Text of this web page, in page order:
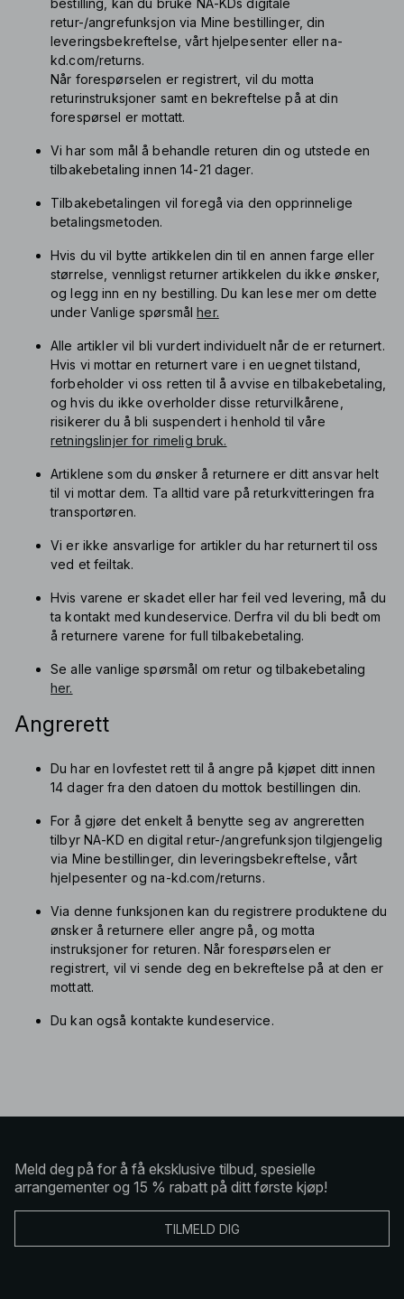
bestilling, kan du bruke NA-KDs digitale
retur-/angrefunksjon via Mine bestillinger, din
leveringsbekreftelse, vårt hjelpesenter eller na-
kd.com/returns.
Når forespørselen er registrert, vil du motta
returinstruksjoner samt en bekreftelse på at din
forespørsel er mottatt.
Vi har som mål å behandle returen din og utstede en
tilbakebetaling innen14-21 dager.
Tilbakebetalingen vil foregå via den opprinnelige
betalingsmetoden.
Hvis du vil bytte artikkelen din til en annen farge eller
størrelse, vennligst returner artikkelen du ikke ønsker,
og legg inn en ny bestilling. Du kan lese mer om dette
under Vanlige spørsmål her.
Alle artikler vil bli vurdert individuelt når de er returnert.
Hvis vi mottar en returnert vare i en uegnet tilstand,
forbeholder vi oss retten til å avvise en tilbakebetaling,
og hvis du ikke overholder disse returvilkårene,
risikerer du å bli suspendert i henhold til våre
retningslinjer for rimelig bruk.
Artiklene som du ønsker å returnere er ditt ansvar helt
til vi mottar dem. Ta alltid vare på returkvitteringen fra
transportøren.
Vi er ikke ansvarlige for artikler du har returnert til oss
ved et feiltak.
Hvis varene er skadet eller har feil ved levering, må du
ta kontakt med kundeservice. Derfra vil du bli bedt om
å returnere varene for full tilbakebetaling.
Se alle vanlige spørsmål om retur og tilbakebetaling
her.
Angrerett
Du har en lovfestet rett til å angre på kjøpet ditt innen
14 dager fra den datoen du mottok bestillingen din.
For å gjøre det enkelt å benytte seg av angreretten
tilbyr NA-KD en digital retur-/angrefunksjon tilgjengelig
via Mine bestillinger, din leveringsbekreftelse, vårt
hjelpesenter og na-kd.com/returns.
Via denne funksjonen kan du registrere produktene du
ønsker å returnere eller angre på, og motta
instruksjoner for returen. Når forespørselen er
registrert, vil vi sende deg en bekreftelse på at den er
mottatt.
Du kan også kontakte kundeservice.
Meld deg på for å få eksklusive tilbud, spesielle
arrangementer og 15 % rabatt på ditt første kjøp!
TILMELD DIG